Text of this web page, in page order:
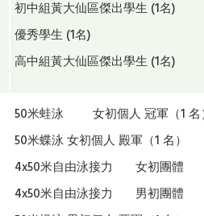
初中組黃大仙區傑出學生 (1名)
優秀學生 (1名)
高中組黃大仙區傑出學生 (1名)
50米蛙泳 女初個人 冠軍（1 名
50米蝶泳 女初個人 殿軍（1 名
4x50米自由泳接力 女初團
4x50米自由泳接力 男初團